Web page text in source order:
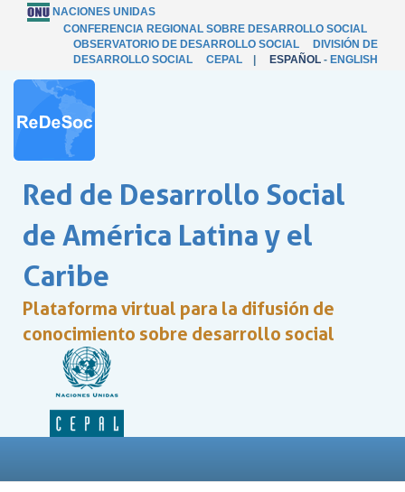
NACIONES UNIDAS
CONFERENCIA REGIONAL SOBRE DESARROLLO SOCIAL
OBSERVATORIO DE DESARROLLO SOCIAL
DIVISIÓN DE
DESARROLLO SOCIAL
CEPAL ESPAÑOL - ENGLISH
Red de Desarrollo Social
de América Latina y el
Caribe
Plataforma virtual para la difusión de
conocimiento sobre desarrollo social